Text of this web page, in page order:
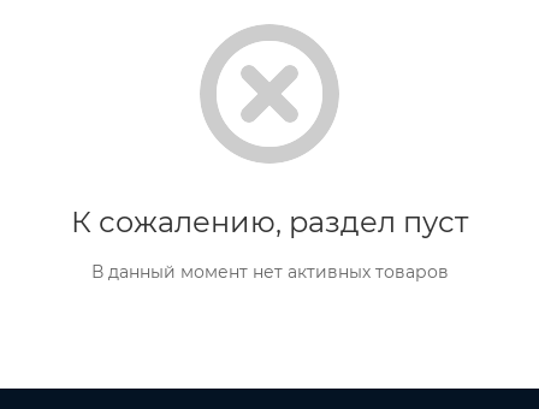
К сожалению, раздел пуст
В данный момент нет активных товаров